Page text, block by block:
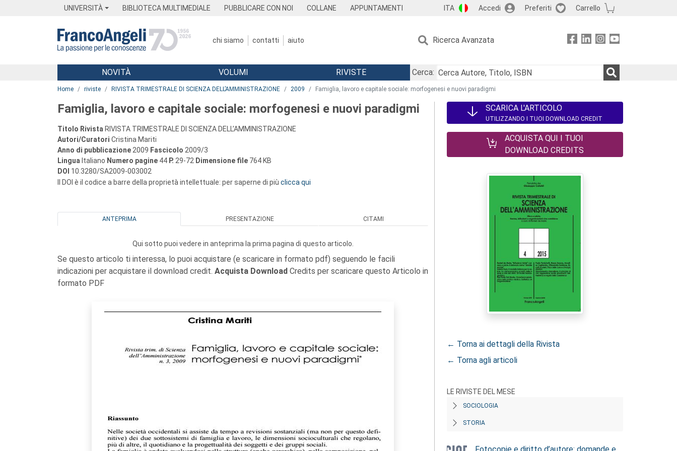
UNIVERSITÀ BIBLIOTECA MULTIMEDIALE PUBBLICARE CON NOI COLLANE APPUNTAMENTI ITA Accedi Preferiti Carrello
chi siamo contatti aiuto Ricerca Avanzata
Menu
NOVITÀ VOLUMI RIVISTE
Cerca:
Home riviste RIVISTA TRIMESTRALE DI SCIENZA DELL’AMMINISTRAZIONE 2009 Famiglia, lavoro e capitale sociale: morfogenesi e nuovi paradigmi
Famiglia, lavoro e capitale sociale: morfogenesi e nuovi paradigmi
Titolo Rivista RIVISTA TRIMESTRALE DI SCIENZA DELL’AMMINISTRAZIONE
Autori/Curatori Cristina Mariti
Anno di pubblicazione 2009 Fascicolo 2009/3
Lingua Italiano Numero pagine 44 P. 29-72 Dimensione file 764 KB
DOI 10.3280/SA2009-003002
Il DOI è il codice a barre della proprietà intellettuale: per saperne di più clicca qui
ANTEPRIMA PRESENTAZIONE CITAMI
Qui sotto puoi vedere in anteprima la prima pagina di questo articolo.
Se questo articolo ti interessa, lo puoi acquistare (e scaricare in formato pdf) seguendo le facili
indicazioni per acquistare il download credit. Acquista Download Credits per scaricare questo Articolo in
formato PDF
SCARICA L'ARTICOLO
UTILIZZANDO I TUOI DOWNLOAD CREDIT
ACQUISTA QUI I TUOI
DOWNLOAD CREDITS
← Torna ai dettagli della Rivista
← Torna agli articoli
LE RIVISTE DEL MESE
SOCIOLOGIA
STORIA